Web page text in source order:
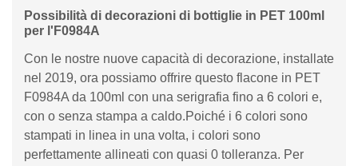
Possibilità di decorazioni di bottiglie in PET 100ml
per l'F0984A
Con le nostre nuove capacità di decorazione, installate
nel 2019, ora possiamo offrire questo flacone in PET
F0984A da 100ml con una serigrafia fino a 6 colori e,
con o senza stampa a caldo.Poiché i 6 colori sono
stampati in linea in una volta, i colori sono
perfettamente allineati con quasi 0 tolleranza. Per